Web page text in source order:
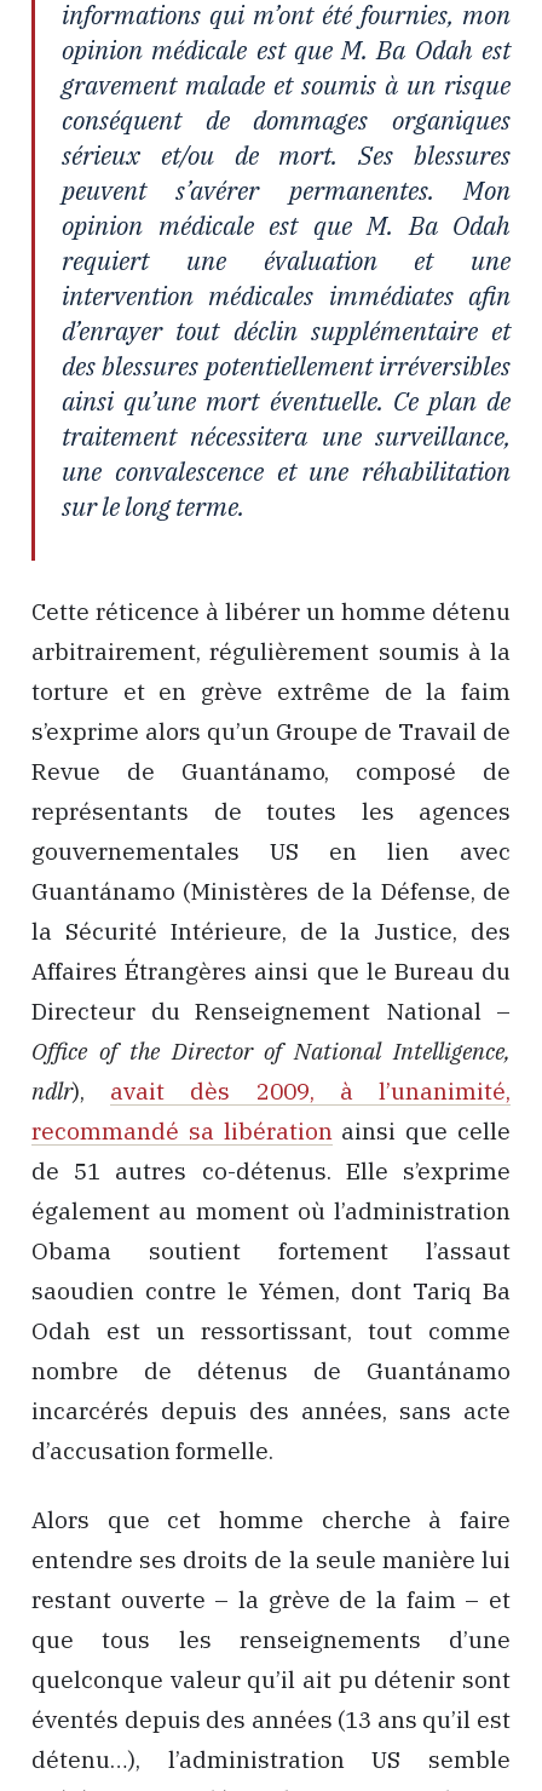
informations qui m’ont été fournies, mon
opinion médicale est que M. Ba Odah est
gravement malade et soumis à un risque
conséquent de dommages organiques
sérieux et/ou de mort. Ses blessures
peuvent s’avérer permanentes. Mon
opinion médicale est que M. Ba Odah
requiert une évaluation et une
intervention médicales immédiates afin
d’enrayer tout déclin supplémentaire et
des blessures potentiellement irréversibles
ainsi qu’une mort éventuelle. Ce plan de
traitement nécessitera une surveillance,
une convalescence et une réhabilitation
sur le long terme.
Cette réticence à libérer un homme détenu
arbitrairement, régulièrement soumis à la
torture et en grève extrême de la faim
s’exprime alors qu’un Groupe de Travail de
Revue de Guantánamo, composé de
représentants de toutes les agences
gouvernementales US en lien avec
Guantánamo (Ministères de la Défense, de
la Sécurité Intérieure, de la Justice, des
Affaires Étrangères ainsi que le Bureau du
Directeur du Renseignement National –
Office of the Director of National Intelligence,
ndlr), avait dès 2009, à l’unanimité,
recommandé sa libération ainsi que celle
de 51 autres co-détenus. Elle s’exprime
également au moment où l’administration
Obama soutient fortement l’assaut
saoudien contre le Yémen, dont Tariq Ba
Odah est un ressortissant, tout comme
nombre de détenus de Guantánamo
incarcérés depuis des années, sans acte
d’accusation formelle.
Alors que cet homme cherche à faire
entendre ses droits de la seule manière lui
restant ouverte – la grève de la faim – et
que tous les renseignements d’une
quelconque valeur qu’il ait pu détenir sont
éventés depuis des années (13 ans qu’il est
détenu…), l’administration US semble